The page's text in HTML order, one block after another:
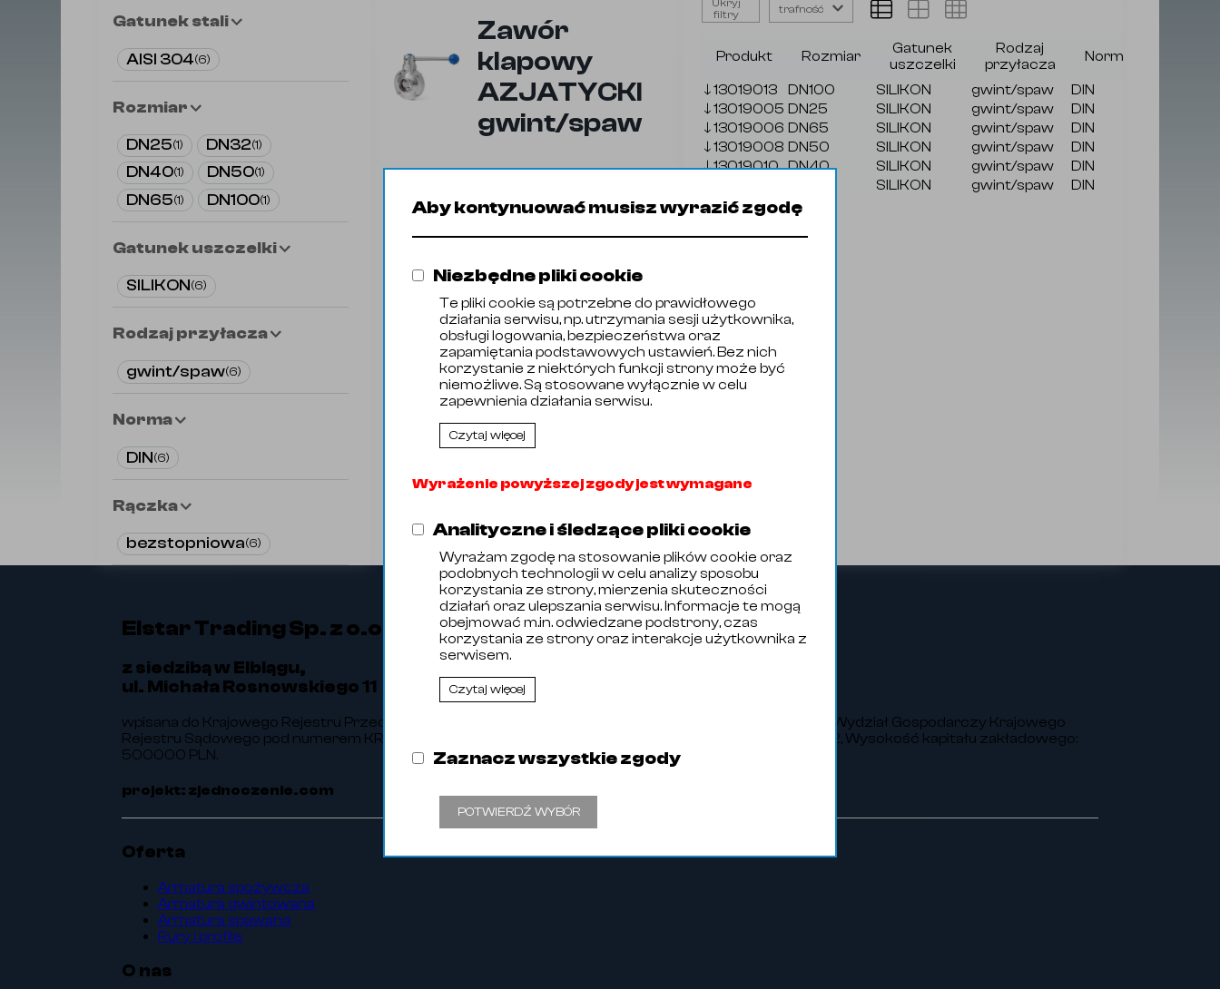
Gatunek stali
AISI 304(6)
Rozmiar
DN25(1) DN32(1)
DN40(1) DN50(1)
DN65(1) DN100(1)
Gatunek uszczelki
SILIKON(6)
Rodzaj przyłacza
gwint/spaw(6)
Norma
DIN(6)
Rączka
bezstopniowa(6)
Zawór
klapowy
AZJATYCKI
gwint/spaw
Ukryj
filtry
trafność
Produkt Rozmiar
Gatunek
uszczelki
Rodzaj
przyłacza
Norma
🡓13019013 DN100 SILIKON gwint/spaw DIN
🡓13019005 DN25 SILIKON gwint/spaw DIN
🡓13019006 DN65 SILIKON gwint/spaw DIN
🡓13019008 DN50 SILIKON gwint/spaw DIN
🡓13019010 DN40 SILIKON gwint/spaw DIN
SILIKON gwint/spaw DIN
Elstar Trading Sp. z o.o.
z siedzibą w Elblągu,
ul. Michała Rosnowskiego 11
wpisana do Krajowego Rejestru Przedsiębiorców prowadzonego przez Sąd Rejonowy w Olsztynie, VIII Wydział Gospodarczy Krajowego
Rejestru Sądowego pod numerem KRS 0000256464. Numer Identyfikacji Podatkowej: 578-29-30-252, Wysokość kapitału zakładowego:
500000 PLN.
projekt: zjednoczenie.com
Oferta
Armatura spożywcza
Armatura gwintowana
Armatura spawana
Rury i profile
O nas
Aby kontynuować musisz wyrazić zgodę
Niezbędne pliki cookie
Te pliki cookie są potrzebne do prawidłowego
działania serwisu, np. utrzymania sesji użytkownika,
obsługi logowania, bezpieczeństwa oraz
zapamiętania podstawowych ustawień. Bez nich
korzystanie z niektórych funkcji strony może być
niemożliwe. Są stosowane wyłącznie w celu
zapewnienia działania serwisu.
Czytaj więcej
Wyrażenie powyższej zgody jest wymagane
Analityczne i śledzące pliki cookie
Wyrażam zgodę na stosowanie plików cookie oraz
podobnych technologii w celu analizy sposobu
korzystania ze strony, mierzenia skuteczności
działań oraz ulepszania serwisu. Informacje te mogą
obejmować m.in. odwiedzane podstrony, czas
korzystania ze strony oraz interakcje użytkownika z
serwisem.
Czytaj więcej
Zaznacz wszystkie zgody
POTWIERDŹ WYBÓR